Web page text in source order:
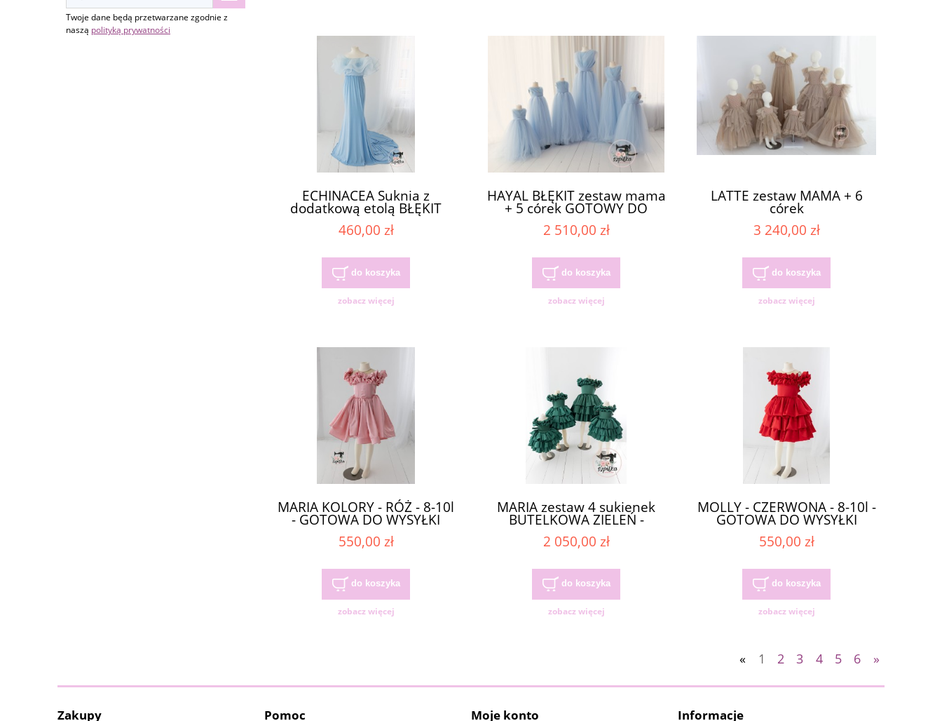
Twoje dane będą przetwarzane zgodnie z
naszą polityką prywatności
ECHINACEA Suknia z
dodatkową etolą BŁĘKIT
GOTOWA DO WYSYŁKI
460,00 zł
do koszyka
zobacz więcej
HAYAL BŁĘKIT zestaw mama
+ 5 córek GOTOWY DO
WYSYŁKI
2 510,00 zł
do koszyka
zobacz więcej
LATTE zestaw MAMA + 6
córek
3 240,00 zł
do koszyka
zobacz więcej
MARIA KOLORY - RÓŻ - 8-10l
- GOTOWA DO WYSYŁKI
550,00 zł
do koszyka
zobacz więcej
MARIA zestaw 4 sukienek
BUTELKOWA ZIELEŃ -
GOTOWE DO WYSYŁKI
2 050,00 zł
do koszyka
zobacz więcej
MOLLY - CZERWONA - 8-10l -
GOTOWA DO WYSYŁKI
550,00 zł
do koszyka
zobacz więcej
« 1 2 3 4 5 6 »
Zakupy Pomoc Moje konto Informacje